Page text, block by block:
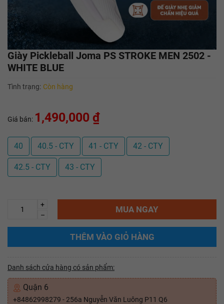
Giày Pickleball Joma PS STROKE MEN 2502 -
WHITE BLUE
Tình trạng: Còn hàng
Giá bán: 1,490,000 ₫
40 40.5 - CTY 41 - CTY 42 - CTY
42.5 - CTY 43 - CTY
+
–
MUA NGAY
THÊM VÀO GIỎ HÀNG
Danh sách cửa hàng có sản phẩm:
Quận 6
+84862998279 - 256a Nguyễn Văn Luông P11 Q6